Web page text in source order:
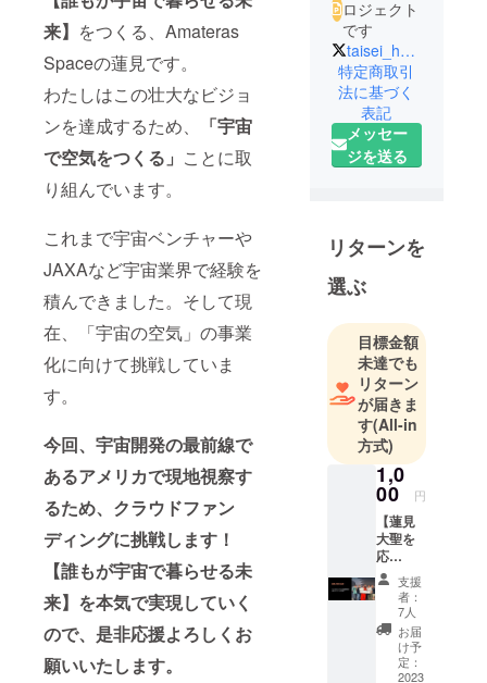
来】 をつくる、Amateras
Spaceの蓮見です。
わたしはこの壮大なビジョ
ンを達成するため、
「宇宙
で空気をつくる」 ことに取
り組んでいます。
これまで宇宙ベンチャーや
JAXAなど宇宙業界で経験を
積んできました。そして現
在、「宇宙の空気」の事業
化に向けて挑戦していま
す。
今回、宇宙開発の最前線で
あるアメリカで現地視察す
るため、クラウドファン
ディングに挑戦します！
【誰もが宇宙で暮らせる未
来】を本気で実現していく
ので、是非応援よろしくお
願いいたします。
ロジェクト
です
taisei_hasumi
特定商取引
法に基づく
表記
メッセー
ジを送る
リターンを
選ぶ
目標金額
未達でも
リターン
が届きま
す(All-in
方式)
1,0
00 円
【蓮見
大聖を
応
援！】
今回の
応援し
て頂い
た方々
に向け
て、現
支援
者：
7人
お届
け予
定：
2023